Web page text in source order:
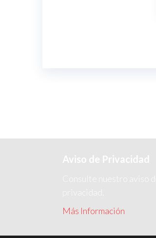
Aviso de Privacidad
Consulte nuestro aviso de
privacidad.
Más Información